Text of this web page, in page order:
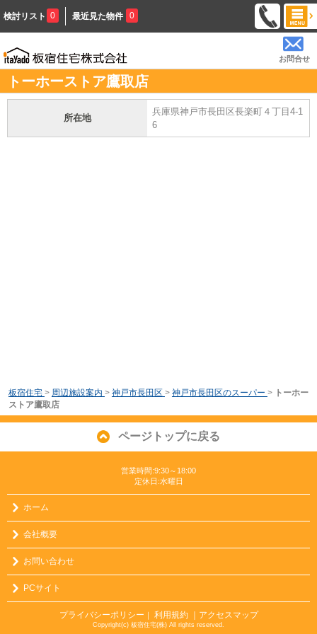
検討リスト 0 最近見た物件 0
お問合せ
トーホーストア鷹取店
所在地
兵庫県神戸市長田区長楽町４丁目4-1
6
板宿住宅 > 周辺施設案内 > 神戸市長田区 > 神戸市長田区のスーパー >
トーホー
ストア鷹取店
ページトップに戻る
営業時間:9:30～18:00
定休日:水曜日
ホーム
会社概要
お問い合わせ
PCサイト
プライバシーポリシー ｜ 利用規約 ｜アクセスマップ
Copyright(c) 板宿住宅(株) All rights reserved.